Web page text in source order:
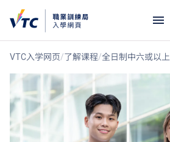
VTC入学网页 了解课程 全日制中六或以上